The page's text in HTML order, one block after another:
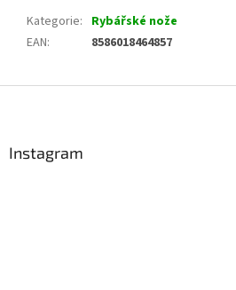
Kategorie: Rybářské nože
EAN: 8586018464857
Instagram